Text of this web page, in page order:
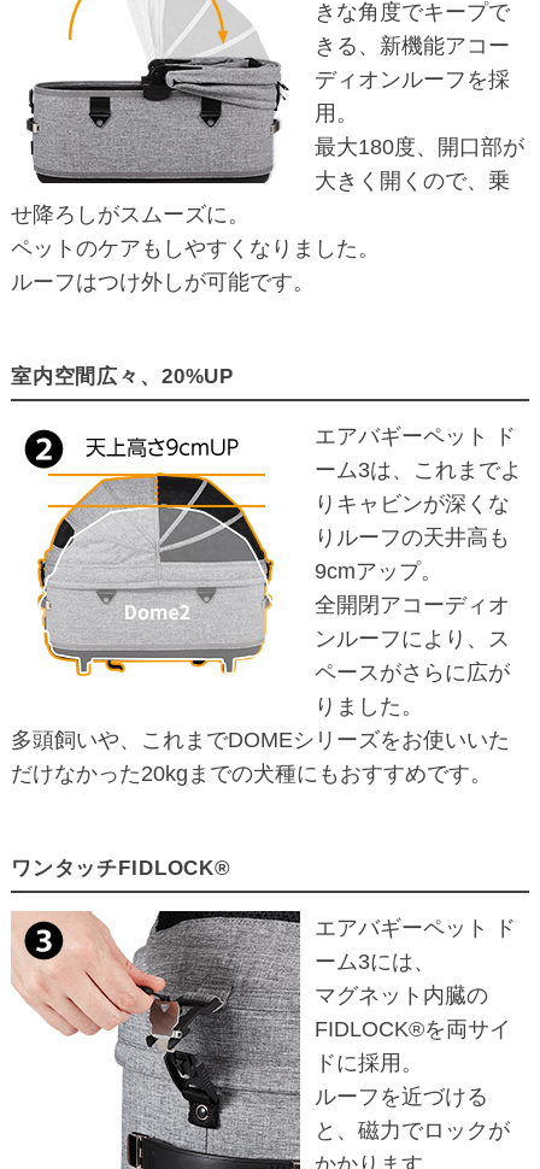
きな角度でキープで
きる、新機能アコー
ディオンルーフを採
用。
最大180度、開口部が
大きく開くので、乗
せ降ろしがスムーズに。
ペットのケアもしやすくなりました。
ルーフはつけ外しが可能です。
室内空間広々、20%UP
エアバギーペット ド
ーム3は、これまでよ
りキャビンが深くな
りルーフの天井高も
9cmアップ。
全開閉アコーディオ
ンルーフにより、ス
ペースがさらに広が
りました。
多頭飼いや、これまでDOMEシリーズをお使いいた
だけなかった20kgまでの犬種にもおすすめです。
ワンタッチFIDLOCK®
エアバギーペット ド
ーム3には、
マグネット内臓の
FIDLOCK®を両サイ
ドに採用。
ルーフを近づける
と、磁力でロックが
かかります。